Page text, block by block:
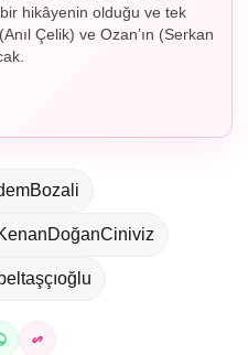
hikâyenin olduğu ve tek
Çelik) ve Ozan’ın (Serkan